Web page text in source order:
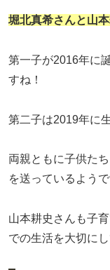
堀北真希さんと山
第一子が2016年に
すね！
第二子は2019年に
両親ともに子供た
を送っているようで
山本耕史さんも子
での生活を大切に